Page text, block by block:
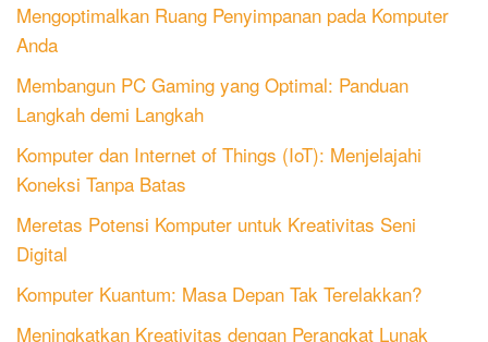
Mengoptimalkan Ruang Penyimpanan pada Komputer
Anda
Membangun PC Gaming yang Optimal: Panduan
Langkah demi Langkah
Komputer dan Internet of Things (IoT): Menjelajahi
Koneksi Tanpa Batas
Meretas Potensi Komputer untuk Kreativitas Seni
Digital
Komputer Kuantum: Masa Depan Tak Terelakkan?
Meningkatkan Kreativitas dengan Perangkat Lunak